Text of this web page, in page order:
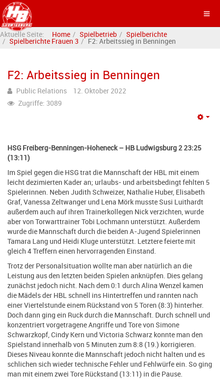
Aktuelle Seite: Home Spielbetrieb Spielberichte
Spielberichte Frauen 3 F2: Arbeitssieg in Benningen
F2: Arbeitssieg in Benningen
Public Relations
12. Oktober 2022
Zugriffe: 3089
HSG Freiberg-Benningen-Hoheneck – HB Ludwigsburg 2 23:25
(13:11)
Im Spiel gegen die HSG trat die Mannschaft der HBL mit einem
leicht dezimierten Kader an; urlaubs- und arbeitsbedingt fehlten 5
Spielerinnen. Neben Judith Schweizer, Nathalie Huber, Elisabeth
Graf, Vanessa Zeltwanger und Lena Mörk musste Susi Luithardt
außerdem auch auf ihren Trainerkollegen Nick verzichten, wurde
aber von Torwarttrainer Tobi Lochmann unterstützt. Außerdem
wurde die Mannschaft durch die beiden A-Jugend Spielerinnen
Tamara Lang und Heidi Kluge unterstützt. Letztere feierte mit
gleich 4 Treffern einen hervorragenden Einstand.
Trotz der Personalsituation wollte man aber natürlich an die
Leistung aus den letzten beiden Spielen anknüpfen. Dies gelang
zunächst jedoch nicht. Nach dem 0:1 durch Alina Wenzel kamen
die Mädels der HBL schnell ins Hintertreffen und rannten nach
einer Viertelstunde einem Rückstand von 5 Toren (8:3) hinterher.
Doch dann ging ein Ruck durch die Mannschaft. Durch schnell und
konzentriert vorgetragene Angriffe und Tore von Simone
Schwarzkopf, Cindy Kern und Victoria Schwarz konnte man den
Spielstand innerhalb von 5 Minuten zum 8:8 (19.) korrigieren.
Dieses Niveau konnte die Mannschaft jedoch nicht halten und es
schlichen sich wieder technische Fehler und Fehlwürfe ein. So ging
man mit einem zwei Tore Rückstand (13:11) in die Pause.